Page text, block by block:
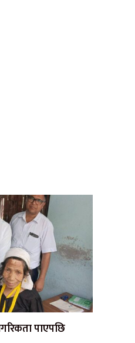
पाएपछि